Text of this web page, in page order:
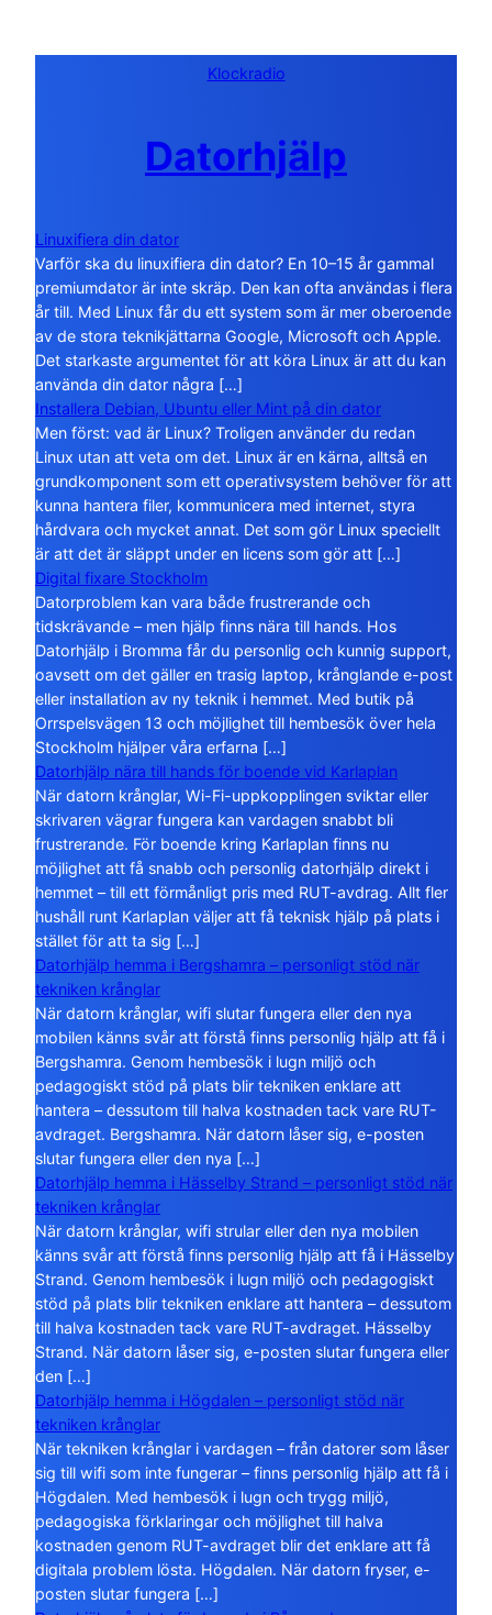
Klockradio
Datorhjälp
Linuxifiera din dator
Varför ska du linuxifiera din dator? En 10–15 år gammal
premiumdator är inte skräp. Den kan ofta användas i flera
år till. Med Linux får du ett system som är mer oberoende
av de stora teknikjättarna Google, Microsoft och Apple.
Det starkaste argumentet för att köra Linux är att du kan
använda din dator några […]
Installera Debian, Ubuntu eller Mint på din dator
Men först: vad är Linux? Troligen använder du redan
Linux utan att veta om det. Linux är en kärna, alltså en
grundkomponent som ett operativsystem behöver för att
kunna hantera filer, kommunicera med internet, styra
hårdvara och mycket annat. Det som gör Linux speciellt
är att det är släppt under en licens som gör att […]
Digital fixare Stockholm
Datorproblem kan vara både frustrerande och
tidskrävande – men hjälp finns nära till hands. Hos
Datorhjälp i Bromma får du personlig och kunnig support,
oavsett om det gäller en trasig laptop, krånglande e-post
eller installation av ny teknik i hemmet. Med butik på
Orrspelsvägen 13 och möjlighet till hembesök över hela
Stockholm hjälper våra erfarna […]
Datorhjälp nära till hands för boende vid Karlaplan
När datorn krånglar, Wi-Fi-uppkopplingen sviktar eller
skrivaren vägrar fungera kan vardagen snabbt bli
frustrerande. För boende kring Karlaplan finns nu
möjlighet att få snabb och personlig datorhjälp direkt i
hemmet – till ett förmånligt pris med RUT-avdrag. Allt fler
hushåll runt Karlaplan väljer att få teknisk hjälp på plats i
stället för att ta sig […]
Datorhjälp hemma i Bergshamra – personligt stöd när
tekniken krånglar
När datorn krånglar, wifi slutar fungera eller den nya
mobilen känns svår att förstå finns personlig hjälp att få i
Bergshamra. Genom hembesök i lugn miljö och
pedagogiskt stöd på plats blir tekniken enklare att
hantera – dessutom till halva kostnaden tack vare RUT-
avdraget. Bergshamra. När datorn låser sig, e-posten
slutar fungera eller den nya […]
Datorhjälp hemma i Hässelby Strand – personligt stöd när
tekniken krånglar
När datorn krånglar, wifi strular eller den nya mobilen
känns svår att förstå finns personlig hjälp att få i Hässelby
Strand. Genom hembesök i lugn miljö och pedagogiskt
stöd på plats blir tekniken enklare att hantera – dessutom
till halva kostnaden tack vare RUT-avdraget. Hässelby
Strand. När datorn låser sig, e-posten slutar fungera eller
den […]
Datorhjälp hemma i Högdalen – personligt stöd när
tekniken krånglar
När tekniken krånglar i vardagen – från datorer som låser
sig till wifi som inte fungerar – finns personlig hjälp att få i
Högdalen. Med hembesök i lugn och trygg miljö,
pedagogiska förklaringar och möjlighet till halva
kostnaden genom RUT-avdraget blir det enklare att få
digitala problem lösta. Högdalen. När datorn fryser, e-
posten slutar fungera […]